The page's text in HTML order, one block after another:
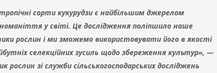
сорти кукурудзи є найбільшим джерелом
у світі. Це дослідження поліпшило наше
рослин і ми зможемо використовувати його в якості
селекційних зусиль щодо збереження культур», —
рослин зі служби сільськогосподарських досліджень